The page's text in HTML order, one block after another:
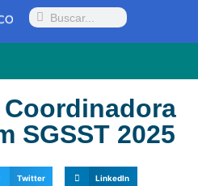
SGSST 2025
Twitter LinkedIn